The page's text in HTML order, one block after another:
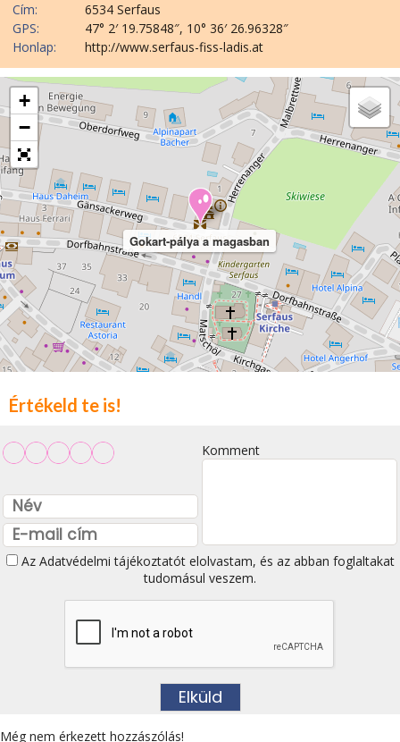
Cím:
6534 Serfaus
GPS:
47° 2′ 19.75848″, 10° 36′ 26.96328″
Honlap:
http://www.serfaus-fiss-ladis.at
Gokart-pálya a magasban
+
−
Értékeld te is!
Komment
Az Adatvédelmi tájékoztatótelolvastam, és az abban foglaltakat
tudomásul veszem.
Még nem érkezett hozzászólás!